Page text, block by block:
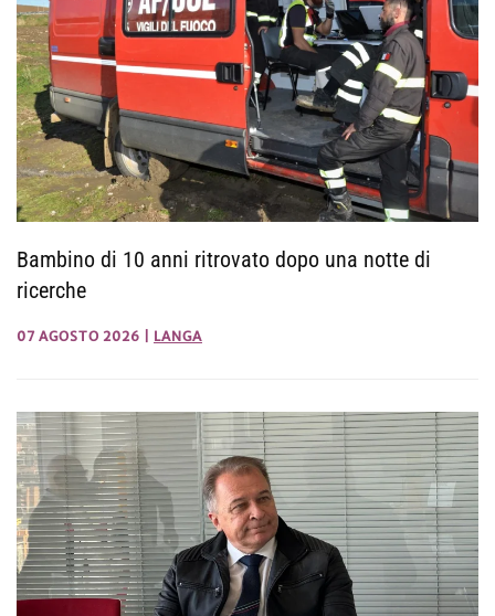
Bambino di 10 anni ritrovato dopo una notte di
ricerche
07 AGOSTO 2026 LANGA